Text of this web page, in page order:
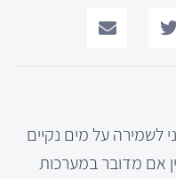
לשמירה על מים נקיים
אם מדובר במערכות